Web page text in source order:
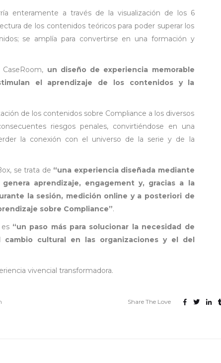
enteramente a través de la visualización de los 6
de los contenidos teóricos para poder superar los
se amplía para convertirse en una formación y
un diseño de experiencia memorable
el aprendizaje de los contenidos y la
de los contenidos sobre Compliance a los diversos
riesgos penales, convirtiéndose en una
la conexión con el universo de la serie y de la
se trata de “una experiencia diseñada mediante
aprendizaje, engagement y, gracias a la
la sesión, medición online y a posteriori de
sobre Compliance”.
“un paso más para solucionar la necesidad de
cultural en las organizaciones y el del
vivencial transformadora.
Share The Love